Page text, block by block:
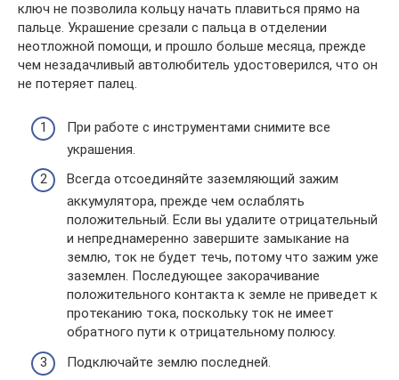
ключ не позволила кольцу начать плавиться прямо на
пальце. Украшение срезали с пальца в отделении
неотложной помощи, и прошло больше месяца, прежде
чем незадачливый автолюбитель удостоверился, что он
не потеряет палец.
При работе с инструментами снимите все
украшения.
Всегда отсоединяйте заземляющий зажим
аккумулятора, прежде чем ослаблять
положительный. Если вы удалите отрицательный
и непреднамеренно завершите замыкание на
землю, ток не будет течь, потому что зажим уже
заземлен. Последующее закорачивание
положительного контакта к земле не приведет к
протеканию тока, поскольку ток не имеет
обратного пути к отрицательному полюсу.
Подключайте землю последней.